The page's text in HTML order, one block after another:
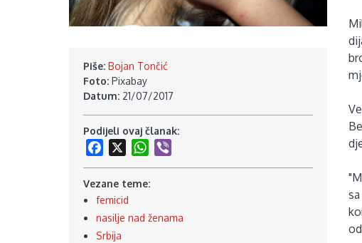
Piše: Bojan Tončić
Foto: Pixabay
Datum: 21/07/2017
Podijeli ovaj članak:
Facebook
WhatsApp
Vezane teme:
femicid
nasilje nad ženama
Srbija